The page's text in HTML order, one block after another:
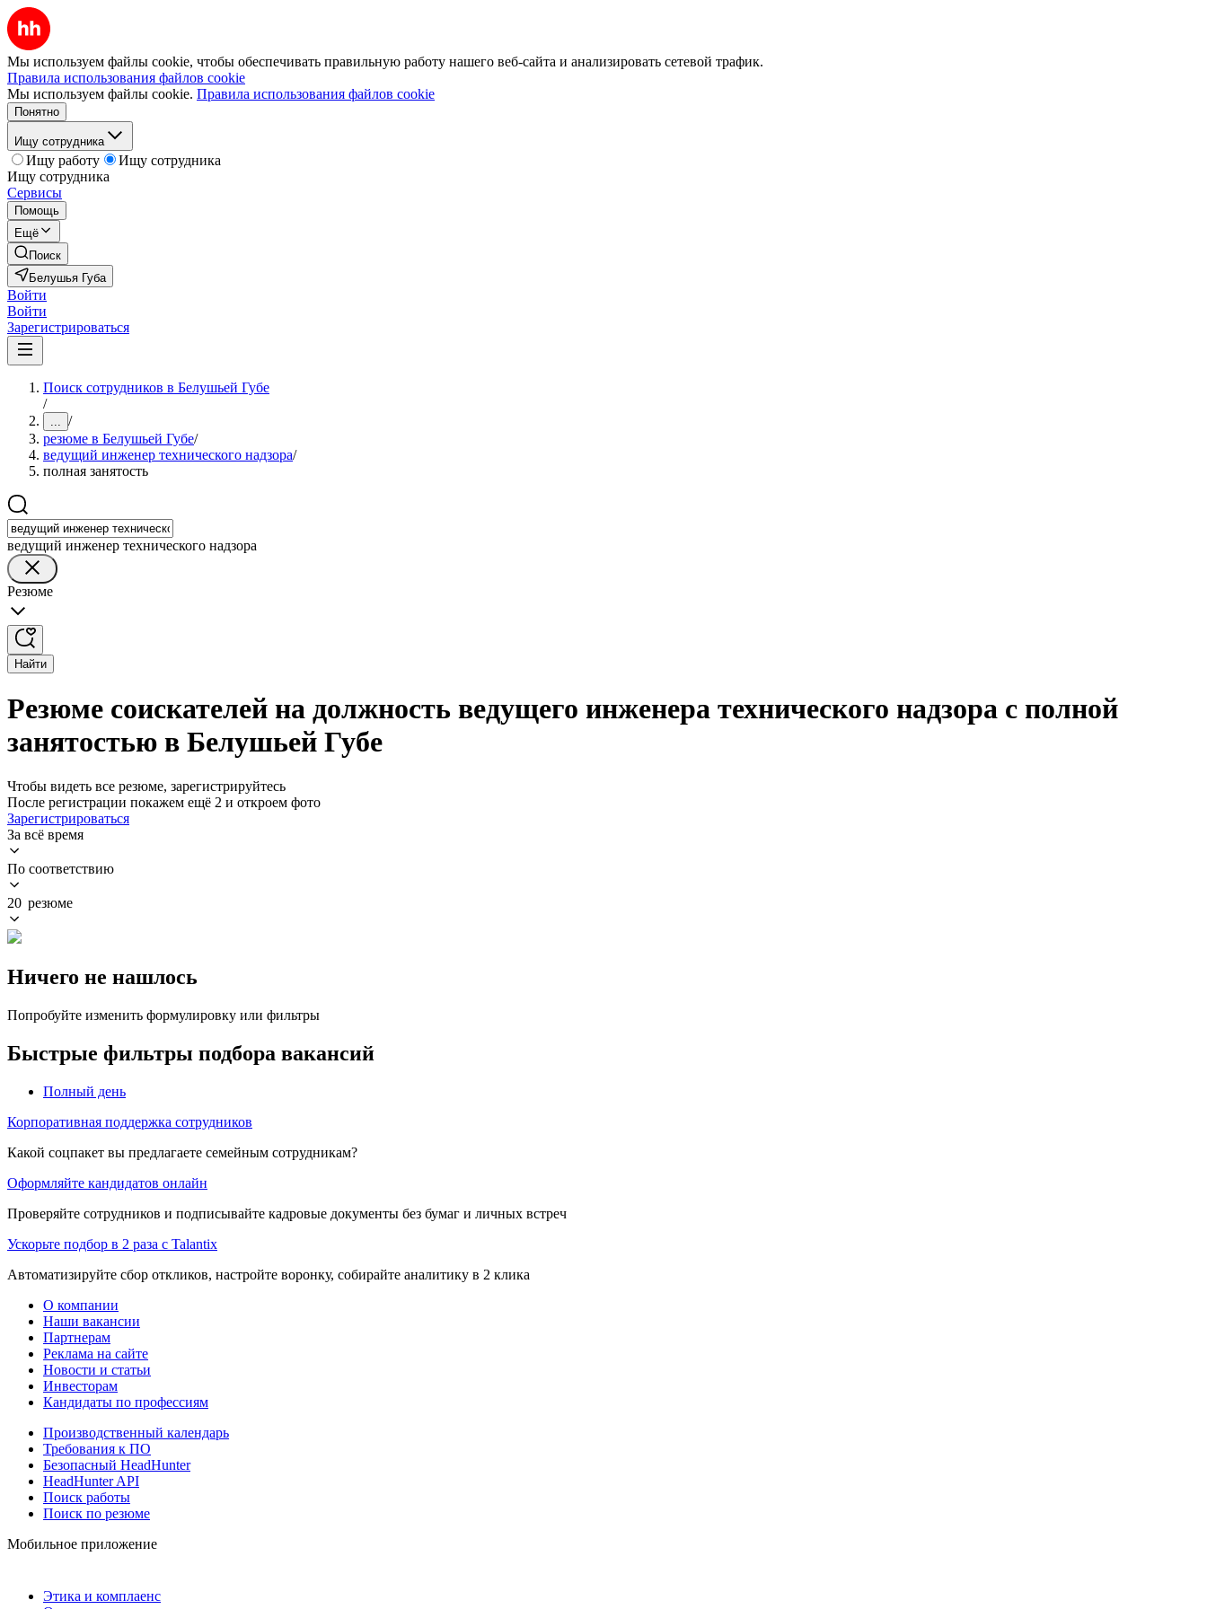
Мы используем файлы cookie, чтобы обеспечивать правильную работу нашего веб-сайта и анализировать сетевой трафик.
Правила использования файлов cookie
Мы используем файлы cookie. Правила использования файлов cookie
Понятно
Ищу сотрудника
Ищу работу
Ищу сотрудника
Ищу сотрудника
Сервисы
Помощь
Ещё
Поиск
Белушья Губа
Войти
Войти
Зарегистрироваться
Поиск сотрудников в Белушьей Губе
/
... /
резюме в Белушьей Губе/
ведущий инженер технического надзора/
полная занятость
ведущий инженер технического надзора
Резюме
Найти
Резюме соискателей на должность ведущего инженера технического надзора с полной
занятостью в Белушьей Губе
Чтобы видеть все резюме, зарегистрируйтесь
После регистрации покажем ещё 2 и откроем фото
Зарегистрироваться
За всё время
По соответствию
20 резюме
Ничего не нашлось
Попробуйте изменить формулировку или фильтры
Быстрые фильтры подбора вакансий
Полный день
Корпоративная поддержка сотрудников
Какой соцпакет вы предлагаете семейным сотрудникам?
Оформляйте кандидатов онлайн
Проверяйте сотрудников и подписывайте кадровые документы без бумаг и личных встреч
Ускорьте подбор в 2 раза с Talantix
Автоматизируйте сбор откликов, настройте воронку, собирайте аналитику в 2 клика
О компании
Наши вакансии
Партнерам
Реклама на сайте
Новости и статьи
Инвесторам
Кандидаты по профессиям
Производственный календарь
Требования к ПО
Безопасный HeadHunter
HeadHunter API
Поиск работы
Поиск по резюме
Мобильное приложение
Этика и комплаенс